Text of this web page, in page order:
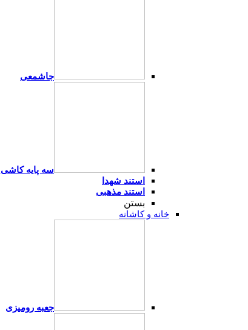
جاشمعی
سه پایه کاشی
استند شهدا
استند مذهبی
بستن
خانه و کاشانه
جعبه رومیزی